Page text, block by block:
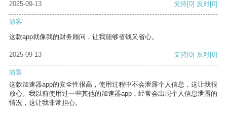
2025-09-13
支持[0] 反对[0]
游客
这款app就像我的财务顾问，让我能够省钱又省心。
2025-09-13 支持[0] 反对[0]
游客
这款加速器app的安全性很高，使用过程中不会泄露个人信息，这让我很
放心。我以前使用过一些其他的加速器app，经常会出现个人信息泄露的
情况，这让我非常担心。